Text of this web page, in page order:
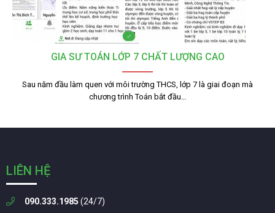
GIA SƯ TOÁN LỚP 7 CHẤT LƯỢNG CAO
Sau năm đầu làm quen với môi trường THCS, lớp 7 là giai đoạn mà
chương trình Toán bắt đầu…
LIÊN HỆ
090.333.1985 (24/7)